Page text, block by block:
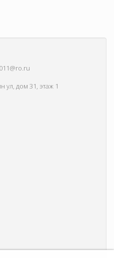
ул, дом 31, этаж 1